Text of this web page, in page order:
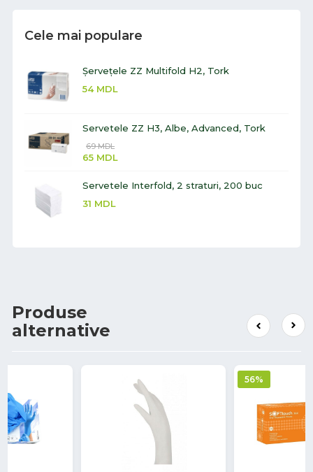
Cele mai populare
Șervețele ZZ Multifold H2, Tork
54 MDL
Servetele ZZ H3, Albe, Advanced, Tork
69MDL
65 MDL
Servetele Interfold, 2 straturi, 200 buc
31 MDL
Produse
alternative